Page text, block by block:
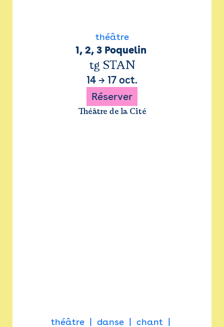
théâtre
1, 2, 3 Poquelin
tg STAN
14 → 17 oct.
Réserver
Théâtre de la Cité
théâtre danse
chant